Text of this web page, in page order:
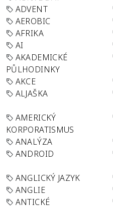
ADVENT
AEROBIC
AFRIKA
AI
AKADEMICKÉ
PŮLHODINKY
AKCE
ALJAŠKA
AMERICKÝ
KORPORATISMUS
ANALÝZA
ANDROID
ANGLICKÝ JAZYK
ANGLIE
ANTICKÉ